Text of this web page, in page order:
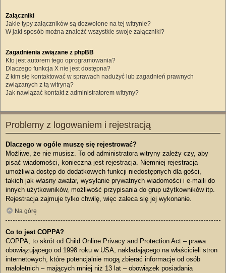
Załączniki
Jakie typy załączników są dozwolone na tej witrynie?
W jaki sposób można znaleźć wszystkie swoje załączniki?
Zagadnienia związane z phpBB
Kto jest autorem tego oprogramowania?
Dlaczego funkcja X nie jest dostępna?
Z kim się kontaktować w sprawach nadużyć lub zagadnień prawnych
związanych z tą witryną?
Jak nawiązać kontakt z administratorem witryny?
Problemy z logowaniem i rejestracją
Dlaczego w ogóle muszę się rejestrować?
Możliwe, że nie musisz. To od administratora witryny zależy czy, aby
pisać wiadomości, konieczna jest rejestracja. Niemniej rejestracja
umożliwia dostęp do dodatkowych funkcji niedostępnych dla gości,
takich jak własny awatar, wysyłanie prywatnych wiadomości i e-maili do
innych użytkowników, możliwość przypisania do grup użytkowników itp.
Rejestracja zajmuje tylko chwilę, więc zaleca się jej wykonanie.
Na górę
Co to jest COPPA?
COPPA, to skrót od Child Online Privacy and Protection Act – prawa
obowiązującego od 1998 roku w USA, nakładającego na właścicieli stron
internetowych, które potencjalnie mogą zbierać informacje od osób
małoletnich – mających mniej niż 13 lat – obowiązek posiadania